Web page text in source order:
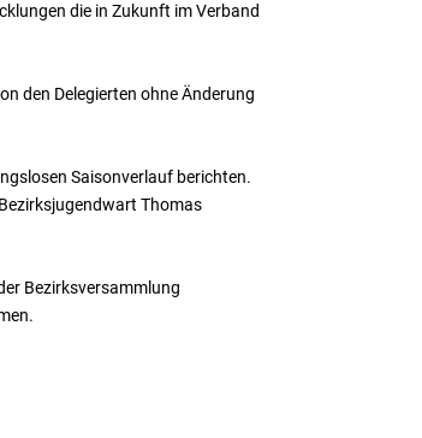
die in Zukunft im Verband
den Delegierten ohne Änderung
Saisonverlauf berichten.
Thomas
Bezirksversammlung